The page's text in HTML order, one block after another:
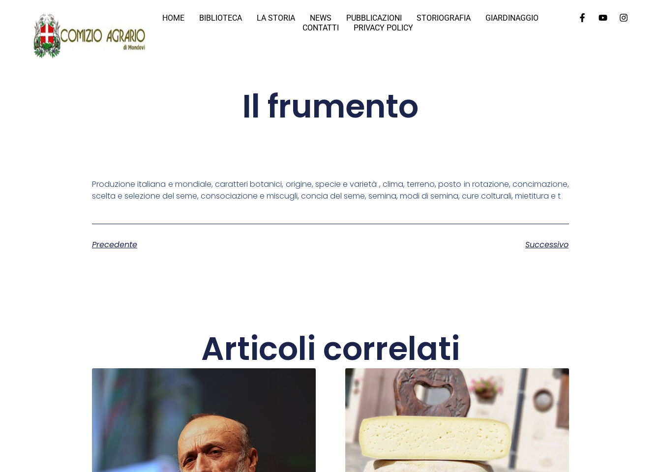
HOME BIBLIOTECA LA STORIA NEWS PUBBLICAZIONI STORIOGRAFIA
GIARDINAGGIO
CONTATTI
PRIVACY POLICY
Il frumento
Produzione italiana e mondiale, caratteri botanici, origine, specie e varietà , clima, terreno, posto in rotazione, concimazione,
scelta e selezione del seme, consociazione e miscugli, concia del seme, semina, modi di semina, cure colturali, mietitura e t
Precedente Successivo
Articoli correlati